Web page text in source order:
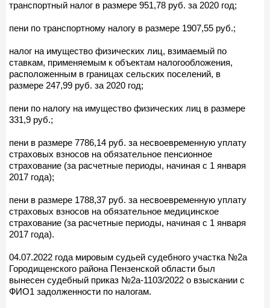
транспортный налог в размере 951,78 руб. за 2020 год;
пени по транспортному налогу в размере 1907,55 руб.;
налог на имущество физических лиц, взимаемый по
ставкам, применяемым к объектам налогообложения,
расположенным в границах сельских поселений, в
размере 247,99 руб. за 2020 год;
пени по налогу на имущество физических лиц в размере
331,9 руб.;
пени в размере 7786,14 руб. за несвоевременную уплату
страховых взносов на обязательное пенсионное
страхование (за расчетные периоды, начиная с 1 января
2017 года);
пени в размере 1788,37 руб. за несвоевременную уплату
страховых взносов на обязательное медицинское
страхование (за расчетные периоды, начиная с 1 января
2017 года).
04.07.2022 года мировым судьей судебного участка №2а
Городищенского района Пензенской области был
вынесен судебный приказ №2а-1103/2022 о взыскании с
ФИО1 задолженности по налогам.